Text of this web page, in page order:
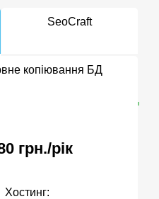
SeoCraft
копіювання БД
грн./рік
Хостинг: